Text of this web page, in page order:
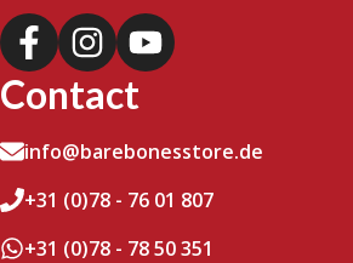
Contact
info@barebonesstore.de
+31 (0)78 - 76 01 807
+31 (0)78 - 78 50 351